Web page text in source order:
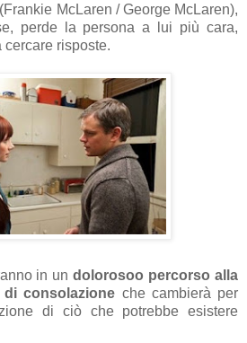
(Frankie McLaren / George McLaren),
perde la persona a lui più cara,
risposte.
in undolorosoo percorso alla
consolazione che cambierà per
di ciò che potrebbe esistere